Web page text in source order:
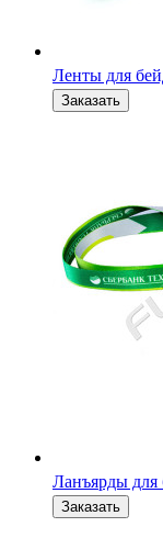
Ленты для
Ланъярды для